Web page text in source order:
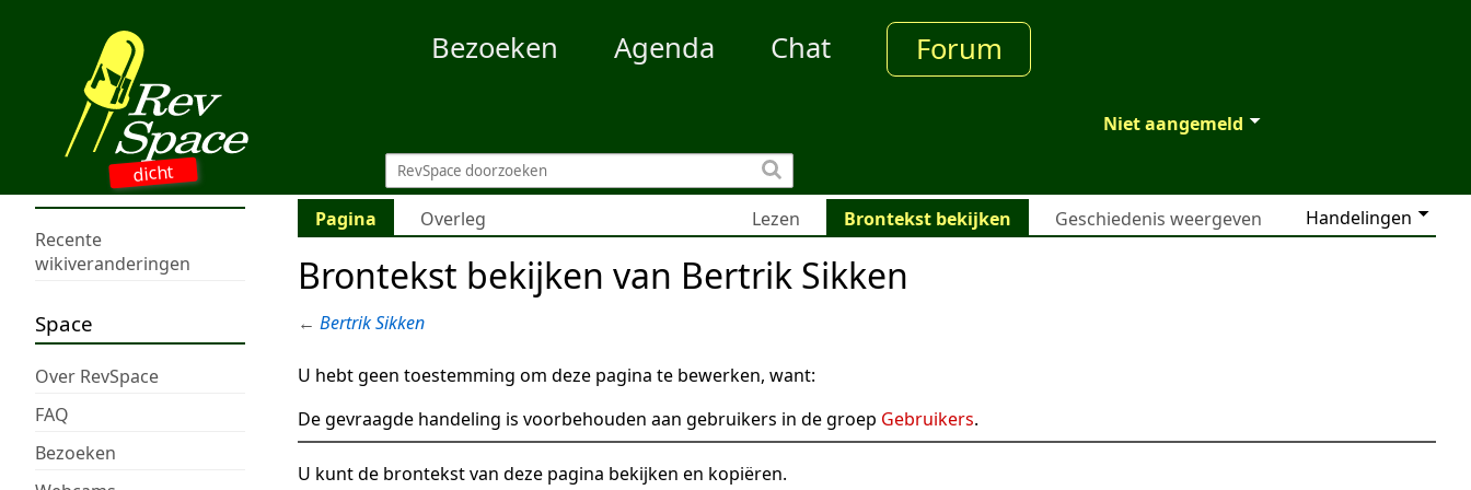
dicht
Bezoeken Agenda Chat Forum
Niet aangemeld
Recente
wikiveranderingen
Space
Over RevSpace
FAQ
Bezoeken
Pagina Overleg Handelingen
Lezen Brontekst bekijken Geschiedenis weergeven
Brontekst bekijken van Bertrik Sikken
← Bertrik Sikken
U hebt geen toestemming om deze pagina te bewerken, want:
De gevraagde handeling is voorbehouden aan gebruikers in de groep Gebruikers.
U kunt de brontekst van deze pagina bekijken en kopiëren.